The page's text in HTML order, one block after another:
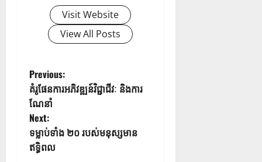
Visit Website
View All Posts
Previous:
គំរូផែនការអភិវឌ្ឍន៍វិជ្ជាជីវៈ និងការ
ណែនាំ
Next:
ទម្លាប់ទាំង ២០ របស់មនុស្សមាន
ឥទ្ធិពល